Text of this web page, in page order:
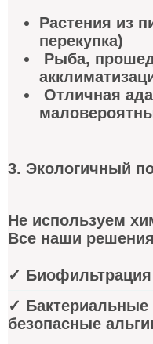
Растения из
перекупка)
Рыба,
Отличная
3. Экологичный
Не используем
Все наши
✓
✓ Бактериальные
безопасные